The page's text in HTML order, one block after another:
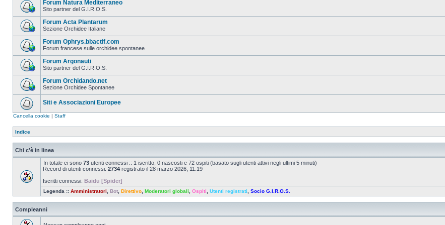
Forum Natura Mediterraneo
Sito partner del G.I.R.O.S.
Forum Acta Plantarum
Sezione Orchidee Italiane
Forum Ophrys.bbactif.com
Forum francese sulle orchidee spontanee
Forum Argonauti
Sito partner del G.I.R.O.S.
Forum Orchidando.net
Sezione Orchidee Spontanee
Siti e Associazioni Europee
Cancella cookie | Staff
Indice
Chi c’è in linea
In totale ci sono 73 utenti connessi :: 1 iscritto, 0 nascosti e 72 ospiti (basato sugli utenti attivi negli ultimi 5 minuti)
Record di utenti connessi: 2734 registrato il 28 marzo 2026, 11:19
Iscritti connessi: Baidu [Spider]
Legenda :: Amministratori Bot Direttivo Moderatori globali Ospiti Utenti registrati Socio G.I.R.O.S.
Compleanni